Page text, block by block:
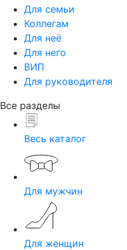
Для семьи
Коллегам
Для неё
Для него
ВИП
Для руководителя
Все разделы
Весь каталог
Для мужчин
Для женщин